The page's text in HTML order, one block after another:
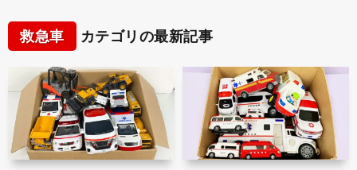
救急車 カテゴリの最新記事